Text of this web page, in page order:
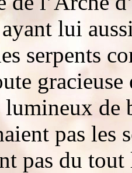
lui
serpents
de
pas les
pas du tout